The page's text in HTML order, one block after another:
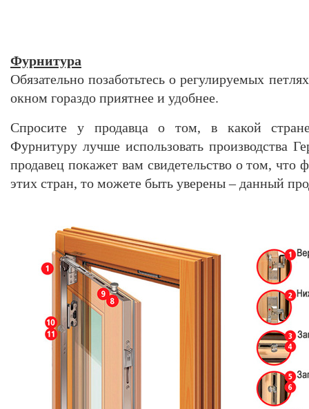
Фурнитура
Обязательно позаботьтесь о регулируемых
окном гораздо приятнее и удобнее.
Спросите у продавца о том, в какой
Фурнитуру лучше использовать производства
продавец покажет вам свидетельство о том, что
этих стран, то можете быть уверены – данный